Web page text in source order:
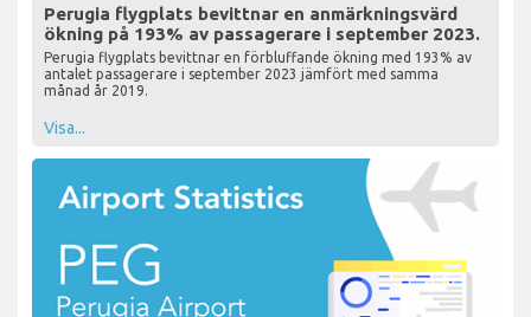
Perugia flygplats bevittnar en anmärkningsvärd
ökning på 193% av passagerare i september 2023.
Perugia flygplats bevittnar en förbluffande ökning med 193% av
antalet passagerare i september 2023 jämfört med samma
månad år 2019.
Visa...